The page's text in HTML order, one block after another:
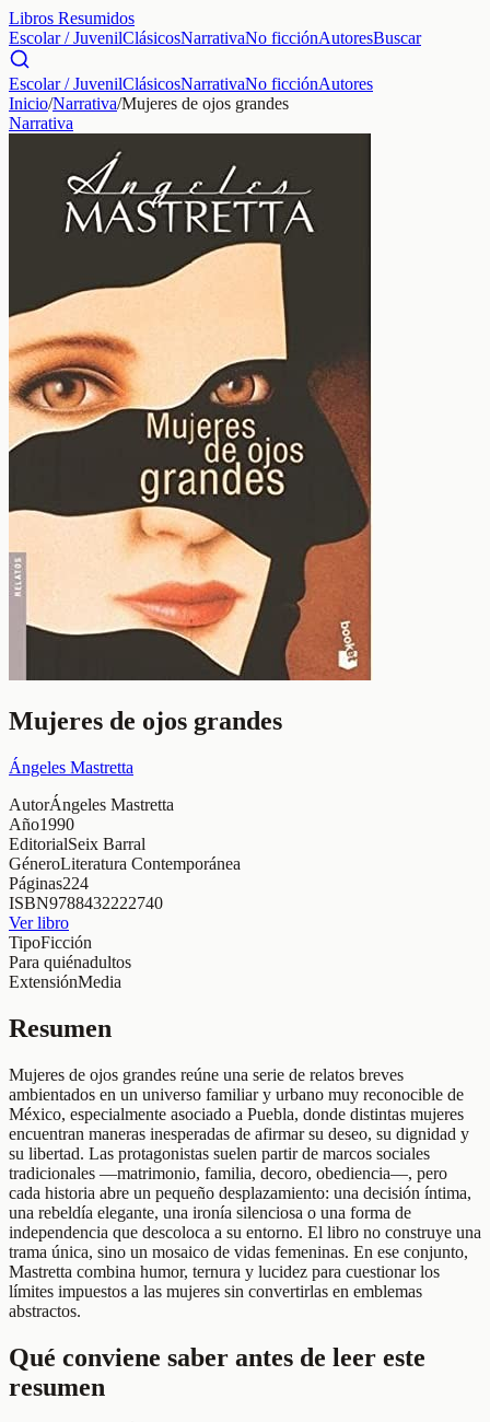
Libros Resumidos
Escolar / JuvenilClásicosNarrativaNo ficciónAutoresBuscar
Escolar / JuvenilClásicosNarrativaNo ficciónAutores
Inicio/Narrativa/Mujeres de ojos grandes
Narrativa
Mujeres de ojos grandes
Ángeles Mastretta
AutorÁngeles Mastretta
Año1990
EditorialSeix Barral
GéneroLiteratura Contemporánea
Páginas224
ISBN9788432222740
Ver libro
TipoFicción
Para quiénadultos
ExtensiónMedia
Resumen
Mujeres de ojos grandes reúne una serie de relatos breves
ambientados en un universo familiar y urbano muy reconocible de
México, especialmente asociado a Puebla, donde distintas mujeres
encuentran maneras inesperadas de afirmar su deseo, su dignidad y
su libertad. Las protagonistas suelen partir de marcos sociales
tradicionales —matrimonio, familia, decoro, obediencia—, pero
cada historia abre un pequeño desplazamiento: una decisión íntima,
una rebeldía elegante, una ironía silenciosa o una forma de
independencia que descoloca a su entorno. El libro no construye una
trama única, sino un mosaico de vidas femeninas. En ese conjunto,
Mastretta combina humor, ternura y lucidez para cuestionar los
límites impuestos a las mujeres sin convertirlas en emblemas
abstractos.
Qué conviene saber antes de leer este
resumen